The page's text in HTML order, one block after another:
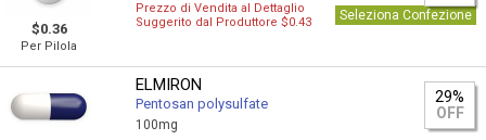
$0.36
Per Pilola
Prezzo di Vendita al Dettaglio
Suggerito dal Produttore $0.43
Seleziona Confezione
ELMIRON
Pentosan polysulfate
100mg
29%
OFF